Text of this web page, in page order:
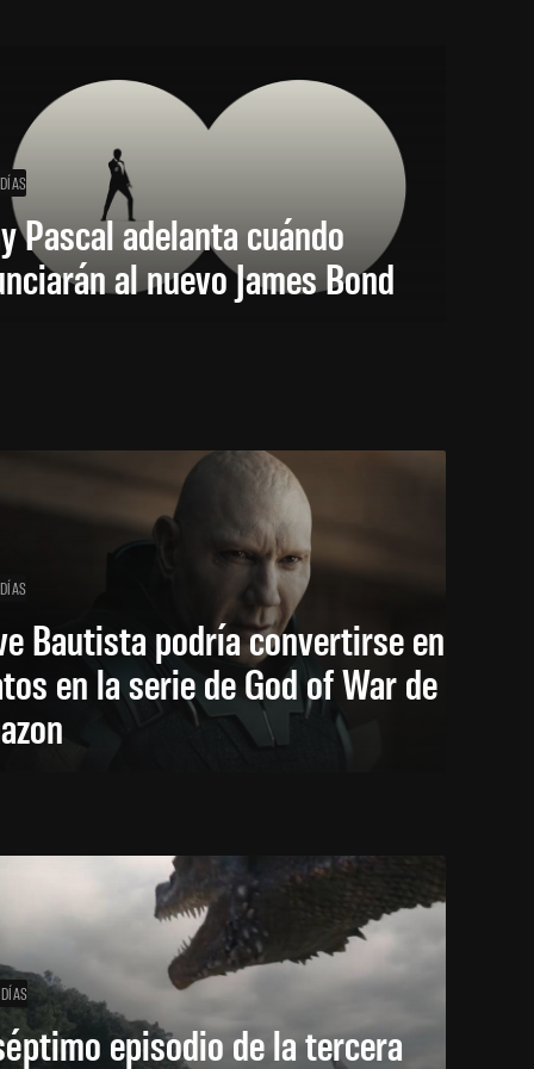
Pascal adelanta cuándo
al nuevo James Bond
Bautista podría convertirse en
en la serie de God of War de
episodio de la tercera